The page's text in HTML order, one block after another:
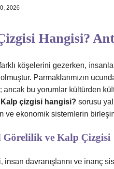
2026
Hangisi?
köşelerini gezerken,
Parmaklarımızın
ancak bu yorumlar kültürden
Kalp çizgisi hangisi? sorusu
ve ekonomik sistemlerin
ve Kalp Çizgisi
insan davranışlarını ve inanç